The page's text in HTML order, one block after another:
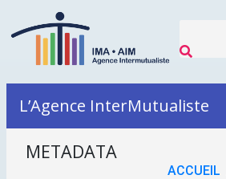
L’Agence InterMutualiste
METADATA
ACCUEIL